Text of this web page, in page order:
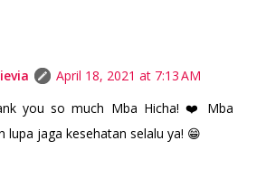
April 18, 2021 at 7:13 AM
you so much Mba Hicha! ❤️ Mba
lupa jaga kesehatan selalu ya! 😁